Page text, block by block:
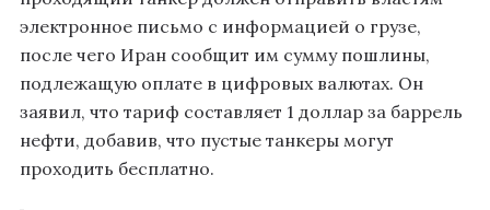
электронное письмо с информацией о грузе,
после чего Иран сообщит им сумму пошлины,
подлежащую оплате в цифровых валютах. Он
заявил, что тариф составляет 1 доллар за баррель
нефти, добавив, что пустые танкеры могут
проходить бесплатно.